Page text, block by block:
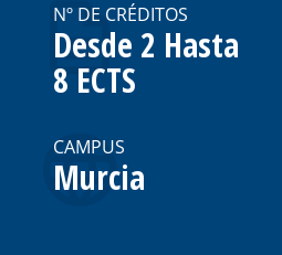
Nº DE CRÉDITOS
Desde 2 Hasta
8 ECTS
CAMPUS
Murcia